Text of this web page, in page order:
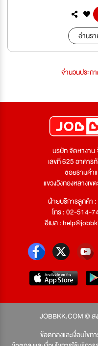
อ่านร
จำนวนประก
บริษัท จัดหางาน
เลขที่ 625 อาคาร
ซอยรามคำ
แขวงวังทองหลางเ
ฝ่ายบริการลูกค้า
โทร : 02-514-
อีเมล :
JOBBKK.COM © ส
ข้อตกลงและเงื่อนไข